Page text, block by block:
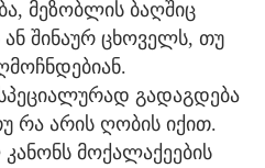
მეზობლის ბაღშიც
ან შინაურ ცხოველს, თუ
გადაგდება
რა არის ღობის იქით.
მოქალაქეების